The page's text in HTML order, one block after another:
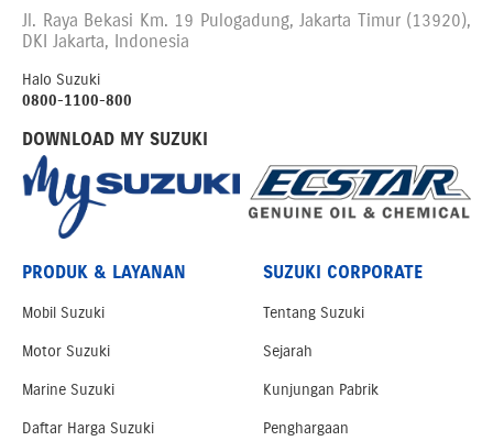
Jl. Raya Bekasi Km. 19 Pulogadung, Jakarta Timur (13920),
DKI Jakarta, Indonesia
Halo Suzuki
0800-1100-800
DOWNLOAD MY SUZUKI
PRODUK & LAYANAN
Mobil Suzuki
Motor Suzuki
Marine Suzuki
Daftar Harga Suzuki
SUZUKI CORPORATE
Tentang Suzuki
Sejarah
Kunjungan Pabrik
Penghargaan